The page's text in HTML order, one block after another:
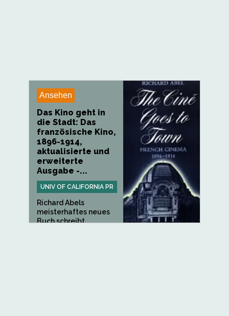
Ansehen
Das Kino geht in
die Stadt: Das
französische Kino,
1896-1914,
aktualisierte und
erweiterte
Ausgabe -...
UNIV OF CALIFORNIA PR
Richard Abels
meisterhaftes neues
Buch schreibt...